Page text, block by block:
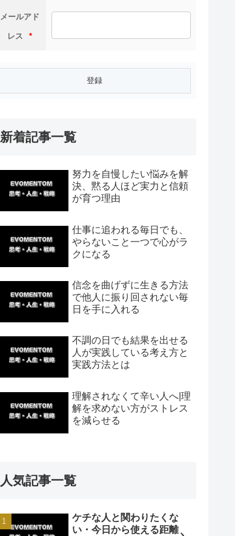
メールアド
レス *
新着記事一覧
努力を自慢したい悩みを解
決、黙る人ほど実力と信頼
が育つ理由
仕事に追われる毎日でも、
やらないこと一つで心がラ
クになる
信念を曲げずに生きる方法
で他人に振り回されない毎
日を手に入れる
不調の日でも結果を出せる
人が実践している考え方と
実践方法とは
理解されなくて辛い人へ|理
解を求めない方がストレス
を減らせる
人気記事一覧
ケチな人と関わりたくな
い・今日から使える距離